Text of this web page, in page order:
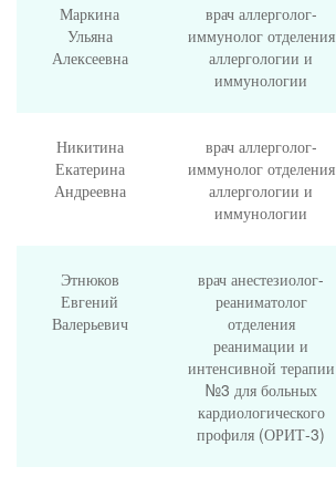
Маркина
Ульяна
Алексеевна
врач аллерголог-
иммунолог отделения
аллергологии и
иммунологии
Никитина
Екатерина
Андреевна
врач аллерголог-
иммунолог отделения
аллергологии и
иммунологии
Этнюков
Евгений
Валерьевич
врач анестезиолог-
реаниматолог
отделения
реанимации и
интенсивной терапии
№3 для больных
кардиологического
профиля (ОРИТ-3)